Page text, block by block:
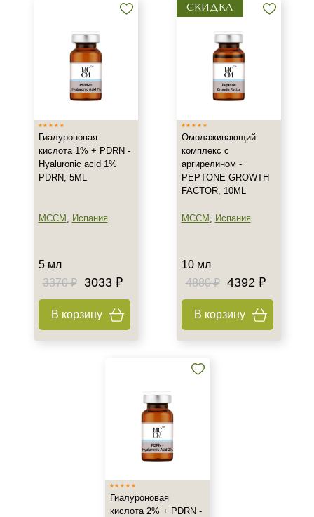
Тип товара
Концентрат
Биоревитализант
Показать еще
Гиалуроновая
кислота 1% + PDRN -
Hyaluronic acid 1%
PDRN, 5ML
MCCM , Испания
5 мл
3370 ₽
3033 ₽
В корзину
СКИДКА
Омолаживающий
комплекс с
аргирелином -
PEPTONE GROWTH
FACTOR, 10ML
MCCM , Испания
10 мл
4880 ₽
4392 ₽
В корзину
Гиалуроновая
кислота 2% + PDRN -